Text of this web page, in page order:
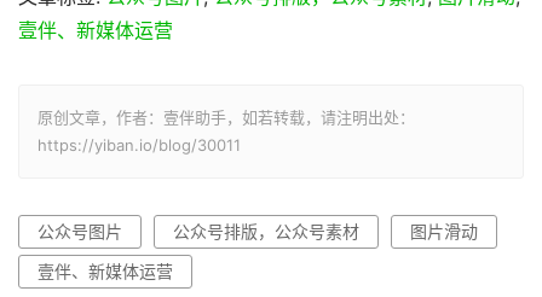
壹伴、新媒体运营
原创文章，作者：壹伴助手，如若转载，请注明出处：
https://yiban.io/blog/30011
公众号图片 公众号排版，公众号素材
图片滑动
壹伴、新媒体运营